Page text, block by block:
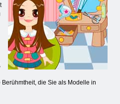
die Sie als Modelle in